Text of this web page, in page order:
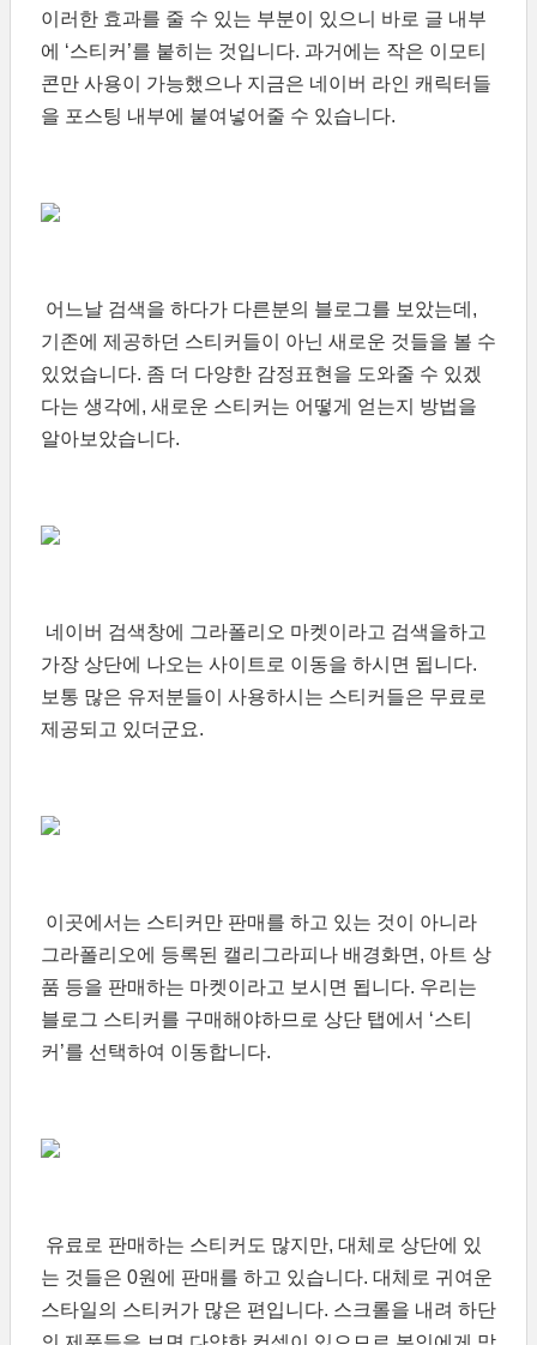
이러한 효과를 줄 수 있는 부분이 있으니 바로 글 내부
에 ‘스티커’를 붙히는 것입니다. 과거에는 작은 이모티
콘만 사용이 가능했으나 지금은 네이버 라인 캐릭터들
을 포스팅 내부에 붙여넣어줄 수 있습니다.
어느날 검색을 하다가 다른분의 블로그를 보았는데,
기존에 제공하던 스티커들이 아닌 새로운 것들을 볼 수
있었습니다. 좀 더 다양한 감정표현을 도와줄 수 있겠
다는 생각에, 새로운 스티커는 어떻게 얻는지 방법을
알아보았습니다.
네이버 검색창에 그라폴리오 마켓이라고 검색을하고
가장 상단에 나오는 사이트로 이동을 하시면 됩니다.
보통 많은 유저분들이 사용하시는 스티커들은 무료로
제공되고 있더군요.
이곳에서는 스티커만 판매를 하고 있는 것이 아니라
그라폴리오에 등록된 캘리그라피나 배경화면, 아트 상
품 등을 판매하는 마켓이라고 보시면 됩니다. 우리는
블로그 스티커를 구매해야하므로 상단 탭에서 ‘스티
커’를 선택하여 이동합니다.
유료로 판매하는 스티커도 많지만, 대체로 상단에 있
는 것들은 0원에 판매를 하고 있습니다. 대체로 귀여운
스타일의 스티커가 많은 편입니다. 스크롤을 내려 하단